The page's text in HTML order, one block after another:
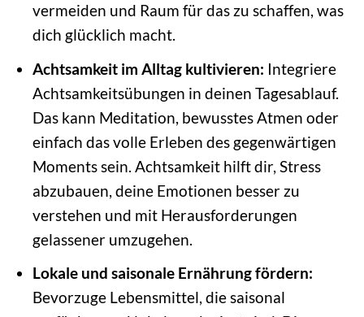
vermeiden und Raum für das zu schaffen, was
dich glücklich macht.
Achtsamkeit im Alltag kultivieren: Integriere
Achtsamkeitsübungen in deinen Tagesablauf.
Das kann Meditation, bewusstes Atmen oder
einfach das volle Erleben des gegenwärtigen
Moments sein. Achtsamkeit hilft dir, Stress
abzubauen, deine Emotionen besser zu
verstehen und mit Herausforderungen
gelassener umzugehen.
Lokale und saisonale Ernährung fördern:
Bevorzuge Lebensmittel, die saisonal